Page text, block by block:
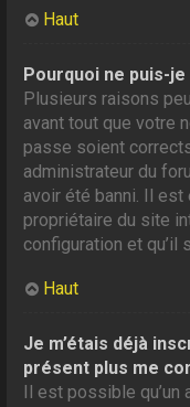
Haut
Pourquoi ne puis-
Plusieurs raisons
avant tout que votre
passe soient
administrateur du
avoir été banni. Il
propriétaire du site
configuration et qu’il
Haut
Je m’étais déjà
présent plus me
Il est possible qu’un